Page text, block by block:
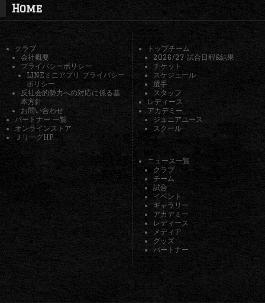
Home
クラブ
会社概要
プライバシーポリシー
LINEミニアプリ プライバシー
ポリシー
反社会的勢力への対応に係る基
本方針
お問い合わせ
パートナー 一覧
オンラインストア
ＪリーグHP
トップチーム
2026/27 試合日程&結果
チケット
スケジュール
選手
スタッフ
レディース
アカデミー
ジュニアユース
スクール
ニュース一覧
クラブ
チーム
試合
イベント
ギャラリー
アカデミー
レディース
メディア
グッズ
パートナー